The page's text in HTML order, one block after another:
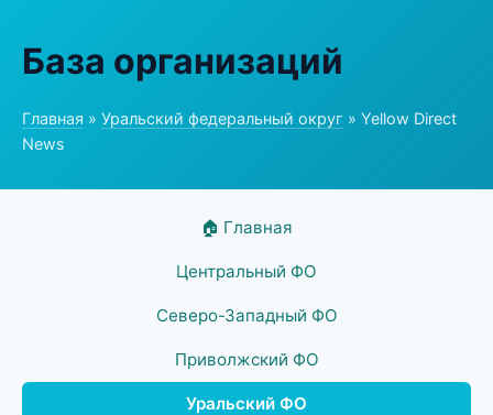
База организаций
Главная » Уральский федеральный округ » Yellow Direct
News
🏠 Главная
Центральный ФО
Северо-Западный ФО
Приволжский ФО
Уральский ФО